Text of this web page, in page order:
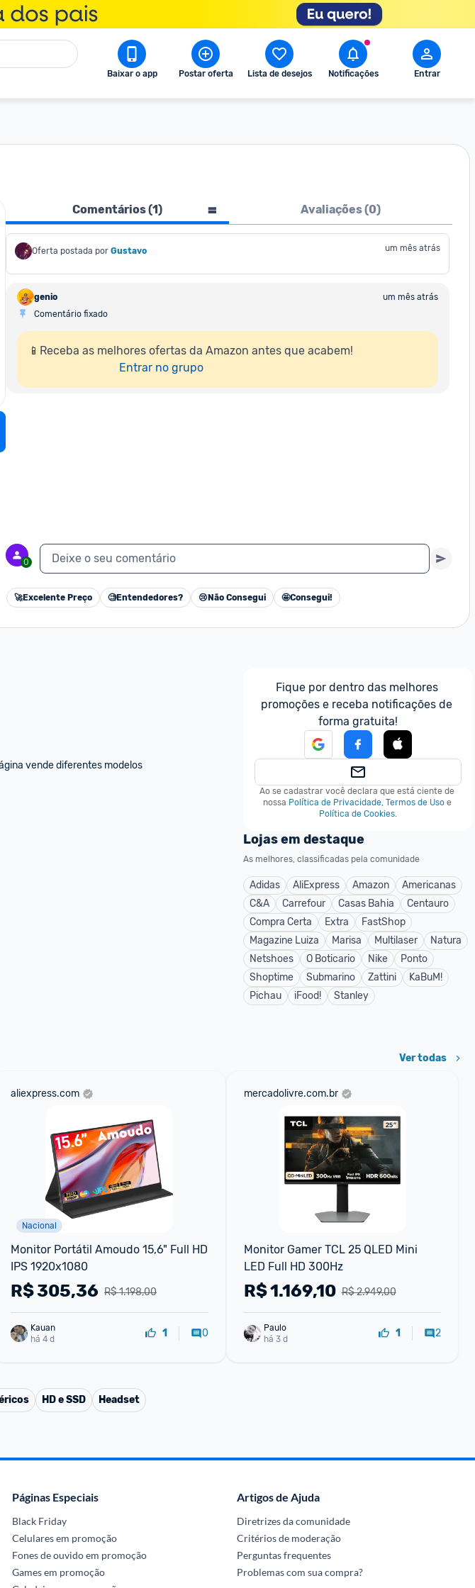
Baixar o app Postar oferta Lista de desejos Notificações Entrar
Comentários (1) Avaliações (0)
Oferta postada por Gustavo um mês atrás
genio
um mês atrás
Comentário fixado
📱Receba as melhores ofertas da Amazon antes que acabem!
Entrar no grupo
0 Deixe o seu comentário
🚀Excelente Preço 🧐Entendedores? 😢 Não Consegui 🤩Consegui!
vende diferentes modelos
Fique por dentro das melhores
promoções e receba notificações de
forma gratuita!
Ao se cadastrar você declara que está ciente de
nossa Política de Privacidade, Termos de Uso e
Política de Cookies.
Lojas em destaque
As melhores, classificadas pela comunidade
Adidas AliExpress Amazon
Americanas
C&A
Carrefour Casas Bahia
Centauro
Compra Certa
Extra
FastShop
Magazine Luiza
Marisa Multilaser
Natura
Netshoes
O Boticario Nike
Ponto
Shoptime
Submarino Zattini
KaBuM!
Pichau
iFood! Stanley
Ver todas
aliexpress.com
Nacional
Monitor Portátil Amoudo 15,6" Full HD
IPS 1920x1080
R$ 1.198,00
R$305,36
Kauan
há 4 d
1 0
mercadolivre.com.br
Monitor Gamer TCL 25 QLED Mini
LED Full HD 300Hz
R$ 2.949,00
R$1.169,10
Paulo
há 3 d
1 2
HD e SSD Headset
Páginas Especiais
Black Friday
Celulares em promoção
Fones de ouvido em promoção
Games em promoção
Artigos de Ajuda
Diretrizes da comunidade
Critérios de moderação
Perguntas frequentes
Problemas com sua compra?